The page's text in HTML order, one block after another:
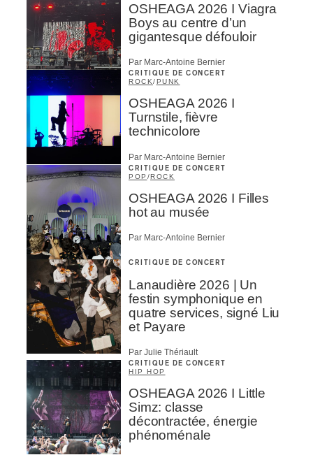
OSHEAGA 2026 I Viagra
Boys au centre d’un
gigantesque défouloir
Par Marc-Antoine Bernier
CRITIQUE DE CONCERT
ROCK/PUNK
OSHEAGA 2026 I
Turnstile, fièvre
technicolore
Par Marc-Antoine Bernier
CRITIQUE DE CONCERT
POP /ROCK
OSHEAGA 2026 I Filles
hot au musée
Par Marc-Antoine Bernier
CRITIQUE DE CONCERT
Lanaudière 2026 | Un
festin symphonique en
quatre services, signé Liu
et Payare
Par Julie Thériault
CRITIQUE DE CONCERT
HIP HOP
OSHEAGA 2026 I Little
Simz: classe
décontractée, énergie
phénoménale